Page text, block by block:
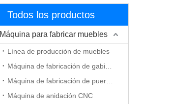
Todos los productos
Máquina para fabricar muebles
Línea de producción de muebles
Máquina de anidación CNC